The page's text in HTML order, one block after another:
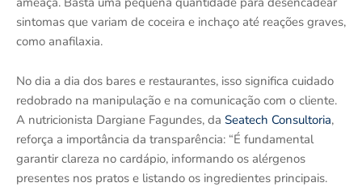
sintomas que variam de coceira e inchaço até reações graves,
como anafilaxia.
No dia a dia dos bares e restaurantes, isso significa cuidado
redobrado na manipulação e na comunicação com o cliente.
A nutricionista Dargiane Fagundes, da Seatech Consultoria,
reforça a importância da transparência: “É fundamental
garantir clareza no cardápio, informando os alérgenos
presentes nos pratos e listando os ingredientes principais.